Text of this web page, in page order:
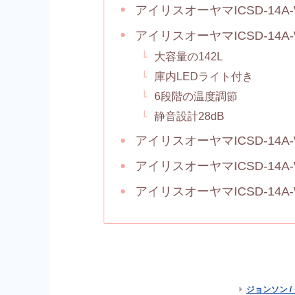
アイリスオーヤマICSD-
アイリスオーヤマICSD-
大容量の142L
庫内LEDライト付き
6段階の温度調節
静音設計28dB
アイリスオーヤマICSD-
アイリスオーヤマICSD-
アイリスオーヤマICSD-